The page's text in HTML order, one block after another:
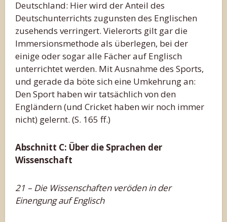
Deutschland: Hier wird der Anteil des
Deutschunterrichts zugunsten des Englischen
zusehends verringert. Vielerorts gilt gar die
Immersionsmethode als überlegen, bei der
einige oder sogar alle Fächer auf Englisch
unterrichtet werden. Mit Ausnahme des Sports,
und gerade da böte sich eine Umkehrung an:
Den Sport haben wir tatsächlich von den
Engländern (und Cricket haben wir noch immer
nicht) gelernt. (S. 165 ff.)
Abschnitt C: Über die Sprachen der
Wissenschaft
21 – Die Wissenschaften veröden in der
Einengung auf Englisch